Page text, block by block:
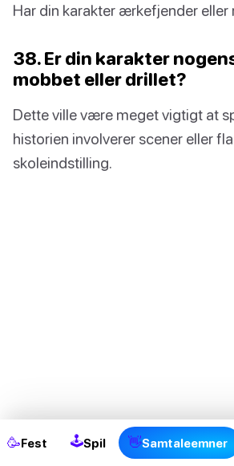
Har din karakter ærkefjender eller
38. Er din karakter
mobbet eller drillet?
Dette ville være meget vigtigt at
historien involverer scener eller
skoleindstilling.
🥳Fest 🕹Spil 👋Samtaleemner